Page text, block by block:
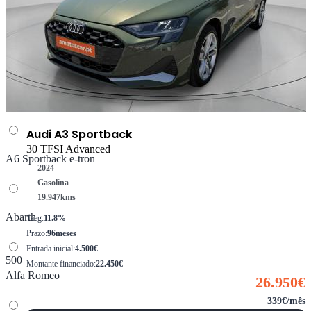
A5 Limousine e-hybrid
A6 Avant e-tron
A6 Sportback e-tron
Abarth
500
Alfa Romeo
Audi A3 Sportback
30 TFSI Advanced
2024
Gasolina
19.947kms
Taeg:11.8%
Prazo:96meses
Entrada inicial:4.500€
Montante financiado:22.450€
26.950€
339€/mês